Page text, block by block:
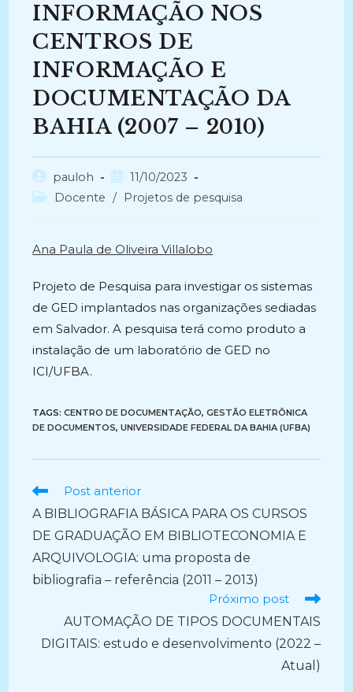
INFORMAÇÃO NOS
CENTROS DE
INFORMAÇÃO E
DOCUMENTAÇÃO DA
BAHIA (2007 – 2010)
Autor
do
pauloh
Post
publicado:
11/10/2023
Categoria
Docente / Projetos de pesquisa
Ana Paula de Oliveira Villalobo
Projeto de Pesquisa para investigar os sistemas
de GED implantados nas organizações sediadas
em Salvador. A pesquisa terá como produto a
instalação de um laboratório de GED no
ICI/UFBA.
TAGS:CENTRO DE DOCUMENTAÇÃO, GESTÃO ELETRÔNICA
DE DOCUMENTOS, UNIVERSIDADE FEDERAL DA BAHIA (UFBA)
Ler
artigos
Post anterior
A BIBLIOGRAFIA BÁSICA PARA OS CURSOS
DE GRADUAÇÃO EM BIBLIOTECONOMIA E
ARQUIVOLOGIA: uma proposta de
bibliografia – referência (2011 – 2013)
Próximo post
AUTOMAÇÃO DE TIPOS DOCUMENTAIS
DIGITAIS: estudo e desenvolvimento (2022 –
Atual)